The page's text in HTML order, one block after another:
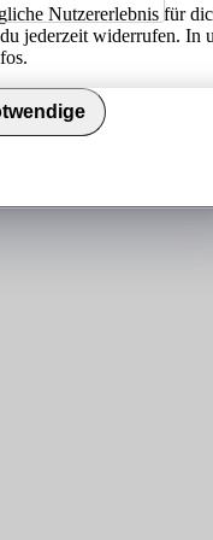
GmbH
Nutzererlebnis für
jederzeit widerrufen. In